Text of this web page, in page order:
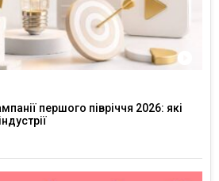
першого півріччя 2026: які